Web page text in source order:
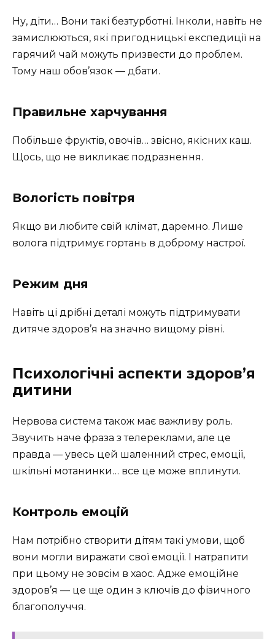
Ну, діти… Вони такі безтурботні. Інколи, навіть не
замислюються, які пригодницькі експедиції на
гарячий чай можуть призвести до проблем.
Тому наш обов’язок — дбати.
Правильне харчування
Побільше фруктів, овочів… звісно, якісних каш.
Щось, що не викликає подразнення.
Вологість повітря
Якщо ви любите свій клімат, даремно. Лише
волога підтримує гортань в доброму настрої.
Режим дня
Навіть ці дрібні деталі можуть підтримувати
дитяче здоров’я на значно вищому рівні.
Психологічні аспекти здоров’я
дитини
Нервова система також має важливу роль.
Звучить наче фраза з телереклами, але це
правда — увесь цей шаленний стрес, емоції,
шкільні мотанинки… все це може вплинути.
Контроль емоцій
Нам потрібно створити дітям такі умови, щоб
вони могли виражати свої емоції. І натрапити
при цьому не зовсім в хаос. Адже емоційне
здоров’я — це ще один з ключів до фізичного
благополуччя.